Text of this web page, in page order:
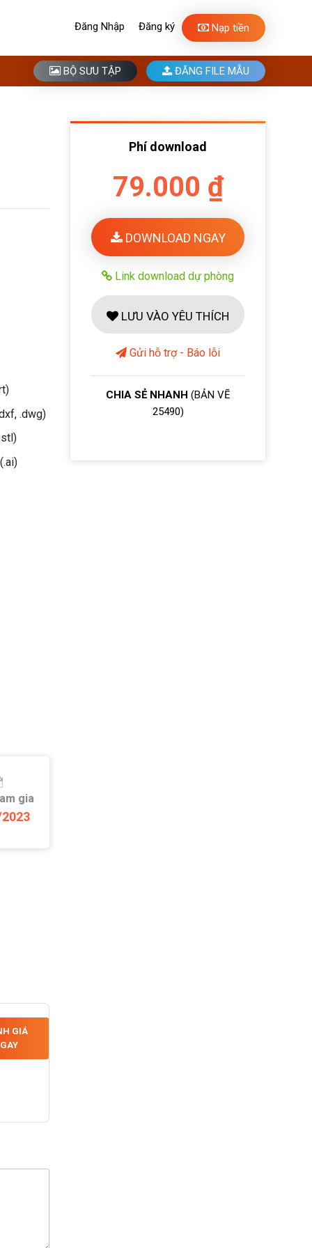
Đăng Nhập Đăng ký Nạp tiền
BỘ SƯU TẬP ĐĂNG FILE MẪU
.dwg)
gia
GIÁ
Phí download
79.000 ₫
DOWNLOAD NGAY
Link download dự phòng
LƯU VÀO YÊU THÍCH
Gửi hỗ trợ - Báo lỗi
CHIA SẺ NHANH (BẢN VẼ
25490)